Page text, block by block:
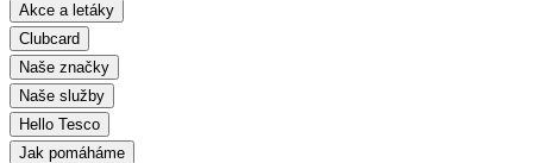
Akce a letáky
Clubcard
Naše značky
Naše služby
Hello Tesco
Jak pomáháme